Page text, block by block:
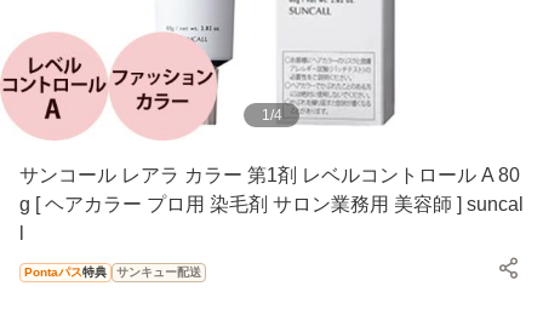
1/4
サンコール レアラ カラー 第1剤 レベルコントロール A 80
g [ ヘアカラー プロ用 染毛剤 サロン業務用 美容師 ] suncal
Pontaパス特典 サンキュー配送